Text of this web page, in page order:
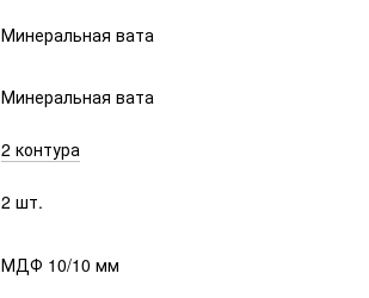
Минеральная вата
Минеральная вата
2 контура
2 шт.
МДФ 10/10 мм